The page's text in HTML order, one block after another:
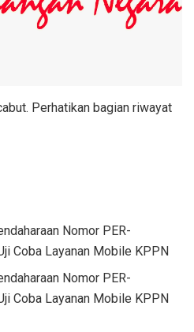
Perhatikan bagian riwayat
Nomor PER-
Coba Layanan Mobile KPPN
Nomor PER-
Coba Layanan Mobile KPPN